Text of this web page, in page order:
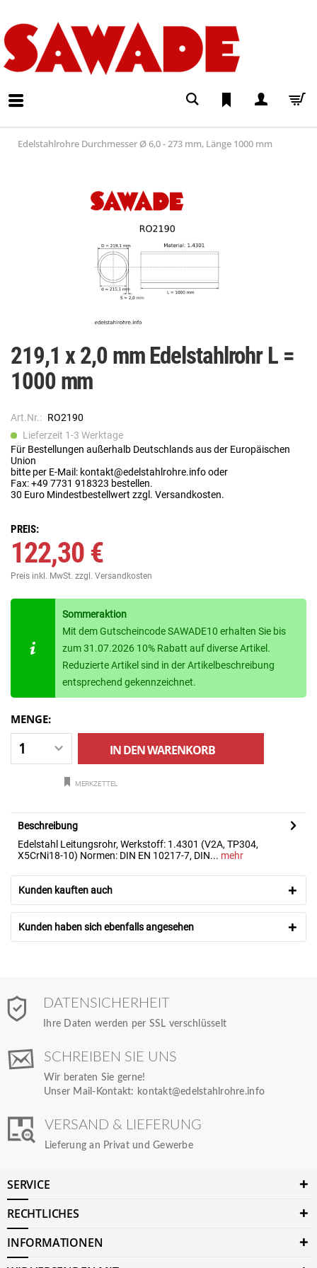
Edelstahlrohre Durchmesser Ø 6,0 - 273 mm, Länge 1000 mm
219,1 x 2,0 mm Edelstahlrohr L =
1000 mm
Art.Nr.: RO2190
Lieferzeit 1-3 Werktage
Für Bestellungen außerhalb Deutschlands aus der Europäischen
Union
bitte per E-Mail: kontakt@edelstahlrohre.info oder
Fax: +49 7731 918323 bestellen.
30 Euro Mindestbestellwert zzgl. Versandkosten.
PREIS:
122,30 €
Preis inkl. MwSt. zzgl. Versandkosten
Sommeraktion
Mit dem Gutscheincode SAWADE10 erhalten Sie bis
zum 31.07.2026 10% Rabatt auf diverse Artikel.
Reduzierte Artikel sind in der Artikelbeschreibung
entsprechend gekennzeichnet.
MENGE:
IN DENWARENKORB
MERKZETTEL
Beschreibung
Edelstahl Leitungsrohr, Werkstoff: 1.4301 (V2A, TP304,
X5CrNi18-10) Normen: DIN EN 10217-7, DIN... mehr
Kunden kauften auch
Kunden haben sich ebenfalls angesehen
DATENSICHERHEIT
Ihre Daten werden per SSL verschlüsselt
SCHREIBEN SIE UNS
Wir beraten Sie gerne!
Unser Mail-Kontakt: kontakt@edelstahlrohre.info
VERSAND & LIEFERUNG
Lieferung an Privat und Gewerbe
SERVICE
RECHTLICHES
INFORMATIONEN